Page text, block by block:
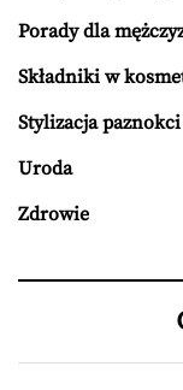
Porady dla
Składniki w
Stylizacja
Uroda
Zdrowie